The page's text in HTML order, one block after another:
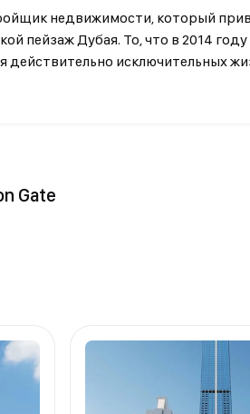
недвижимости, который
пейзаж Дубая. То, что в 2014 году
исключительных
Gate